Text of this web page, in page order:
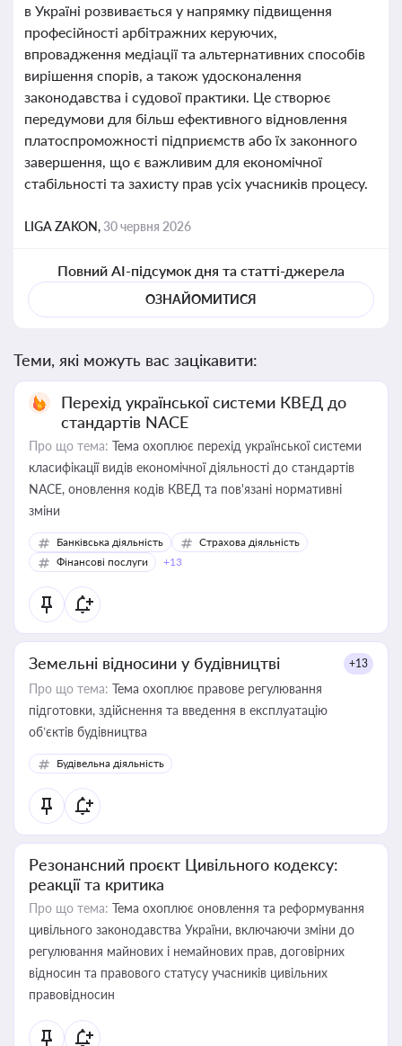
в Україні розвивається у напрямку підвищення
професійності арбітражних керуючих,
впровадження медіації та альтернативних способів
вирішення спорів, а також удосконалення
законодавства і судової практики. Це створює
передумови для більш ефективного відновлення
платоспроможності підприємств або їх законного
завершення, що є важливим для економічної
стабільності та захисту прав усіх учасників процесу.
LIGA ZAKON,30 червня 2026
Повний AI-підсумок дня та статті-джерела
ОЗНАЙОМИТИСЯ
Теми, які можуть вас зацікавити:
Перехід української системи КВЕД до
стандартів NACE
Про що тема: Тема охоплює перехід української системи
класифікації видів економічної діяльності до стандартів
NACE, оновлення кодів КВЕД та пов'язані нормативні
зміни
Банківська діяльність
Страхова діяльність
Фінансові послуги
+13
Земельні відносини у будівництві +13
Про що тема: Тема охоплює правове регулювання
підготовки, здійснення та введення в експлуатацію
об’єктів будівництва
Будівельна діяльність
Резонансний проєкт Цивільного кодексу:
реакції та критика
Про що тема: Тема охоплює оновлення та реформування
цивільного законодавства України, включаючи зміни до
регулювання майнових і немайнових прав, договірних
відносин та правового статусу учасників цивільних
правовідносин